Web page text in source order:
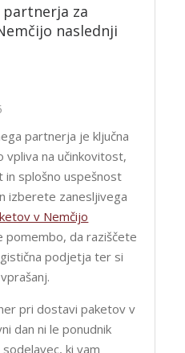
partnerja za
naslednji
partnerja je ključna
vpliva na učinkovitost,
in splošno uspešnost
izberete zanesljivega
v Nemčijo
pomembo, da raziščete
podjetja ter si
pri dostavi paketov v
dan ni le ponudnik
ki vam